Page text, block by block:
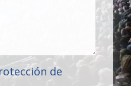
de